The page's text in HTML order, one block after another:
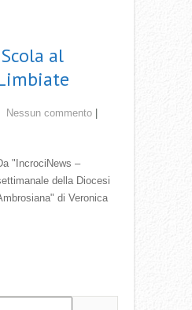
al
Nessun commento
"IncrociNews –
della Diocesi
di Veronica